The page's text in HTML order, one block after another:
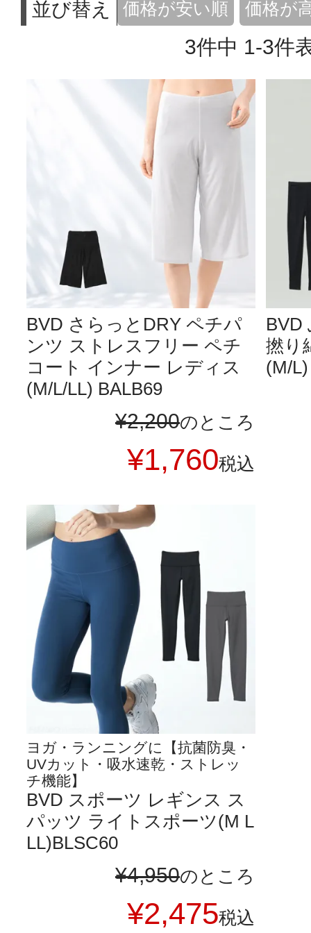
並び替え 価格が安い順 価格が
3件中 1-3件
BVD さらっとDRY ペチパ
ンツ ストレスフリー ペチ
コート インナー レディス
(M/L/LL) BALB69
¥2,200のところ
¥1,760税込
BVD
撚り
(M/
ヨガ・ランニングに【抗菌防臭・
UVカット・吸水速乾・ストレッ
チ機能】
BVD スポーツ レギンス ス
パッツ ライトスポーツ(M L
LL)BLSC60
¥4,950のところ
¥2,475税込